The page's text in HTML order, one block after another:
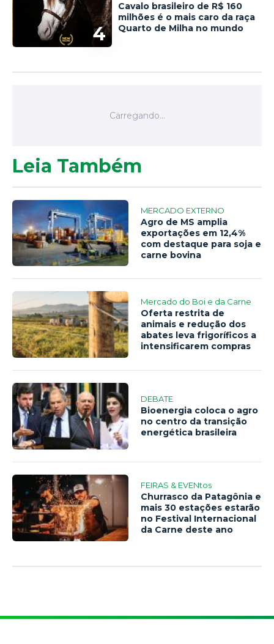
4
Cavalo brasileiro de R$ 160
milhões é o mais caro da raça
Quarto de Milha no mundo
Leia Também
MERCADO EXTERNO
Agro de MS amplia
exportações em 12,4%
com destaque para soja e
carne bovina
Mercado do Boi e da Carne
Oferta restrita de
animais e redução dos
abates leva frigoríficos a
intensificarem compras
DEBATE
Bioenergia coloca o agro
no centro da transição
energética brasileira
FEIRAS & EVENtos
Churrasco da Patagônia e
mais 30 estações estarão
no Festival Internacional
da Carne deste ano